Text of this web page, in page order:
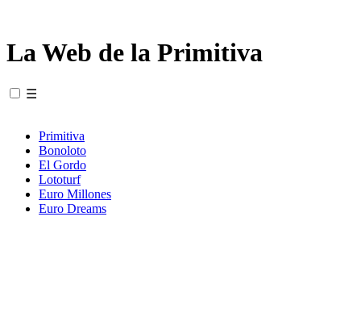
La Web de la Primitiva
☰
Primitiva
Bonoloto
El Gordo
Lototurf
Euro Millones
Euro Dreams